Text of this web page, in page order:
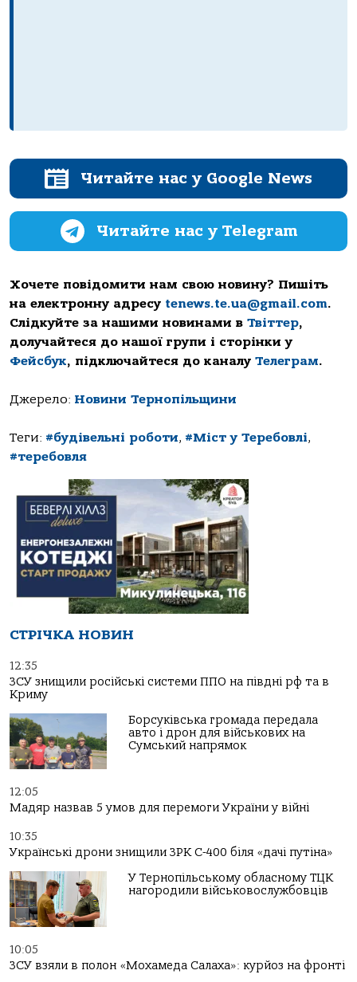
Читайте нас у Google News
Читайте нас у Telegram
Хочете повідомити нам свою новину? Пишіть
на електронну адресу tenews.te.ua@gmail.com.
Слідкуйте за нашими новинами в Твіттер,
долучайтеся до нашої групи і сторінки у
Фейсбук, підключайтеся до каналу Телеграм.
Джерело: Новини Тернопільщини
Теги: #будівельні роботи, #Міст у Теребовлі,
#теребовля
СТРІЧКА НОВИН
12:35
ЗСУ знищили російські системи ППО на півдні рф та в
Криму
Борсуківська громада передала
авто і дрон для військових на
Сумський напрямок
12:05
Мадяр назвав 5 умов для перемоги України у війні
10:35
Українські дрони знищили ЗРК С-400 біля «дачі путіна»
У Тернопільському обласному ТЦК
нагородили військовослужбовців
10:05
ЗСУ взяли в полон «Мохамеда Салаха»: курйоз на фронті